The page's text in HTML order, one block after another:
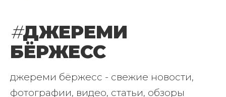
#ДЖЕРЕМИ
БЁРЖЕСС
джереми бёржесс - свежие новости,
фотографии, видео, статьи, обзоры